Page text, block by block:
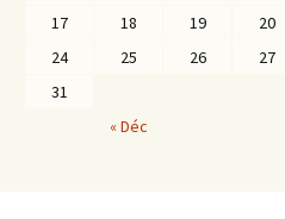
« Déc
17
18 19 20
24
25 26 27
31